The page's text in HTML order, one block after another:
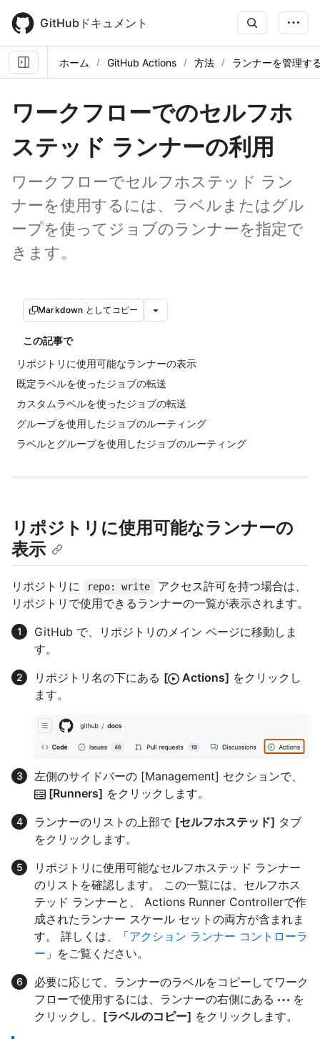
main
content
GitHubドキュメント
ホーム GitHub Actions 方法 ランナーを管理す
ワークフローでのセルフホ
ステッド ランナーの利用
ワークフローでセルフホステッド ラン
ナーを使用するには、ラベルまたはグル
ープを使ってジョブのランナーを指定で
きます。
Markdown としてコピー
この記事で
リポジトリに使用可能なランナーの表示
既定ラベルを使ったジョブの転送
カスタムラベルを使ったジョブの転送
グループを使用したジョブのルーティング
ラベルとグループを使用したジョブのルーティング
リポジトリに使用可能なランナーの
表示
リポジトリに repo: write
アクセス許可を持つ場合は、
リポジトリで使用できるランナーの一覧が表示されます。
GitHub で、リポジトリのメイン ページに移動しま
す。
リポジトリ名の下にある [ Actions] をクリックし
ます。
左側のサイドバーの [Management] セクションで、
[Runners] をクリックします。
ランナーのリストの上部で [セルフホステッド] タブ
をクリックします。
リポジトリに使用可能なセルフホステッド ランナー
のリストを確認します。 この一覧には、セルフホス
テッド ランナーと、 Actions Runner Controllerで作
成されたランナー スケール セットの両方が含まれま
す。 詳しくは、「アクション ランナー コントローラ
ー 」をご覧ください。
必要に応じて、ランナーのラベルをコピーしてワーク
フローで使用するには、ランナーの右側にある
を
クリックし、 [ラベルのコピー] をクリックします。